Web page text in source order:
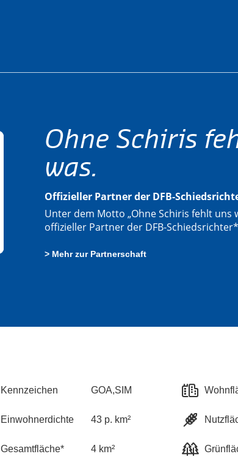
Ohne Schiris
was.
Offizieller Partner der DFB-
Unter dem Motto „Ohne Schiris fehlt uns
offizieller Partner der DFB-
> Mehr zur Partnerschaft
Kennzeichen GOA,SIM
Einwohnerdichte 43 p. km²
Gesamtfläche* 4 km²